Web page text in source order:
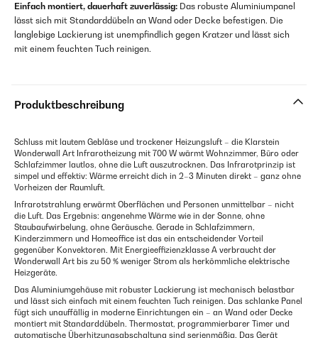
Einfach montiert, dauerhaft zuverlässig: Das robuste Aluminiumpanel
lässt sich mit Standarddübeln an Wand oder Decke befestigen. Die
langlebige Lackierung ist unempfindlich gegen Kratzer und lässt sich
mit einem feuchten Tuch reinigen.
Produktbeschreibung
Schluss mit lautem Gebläse und trockener Heizungsluft – die Klarstein
Wonderwall Art Infrarotheizung mit 700 W wärmt Wohnzimmer, Büro oder
Schlafzimmer lautlos, ohne die Luft auszutrocknen. Das Infrarotprinzip ist
simpel und effektiv: Wärme erreicht dich in 2–3 Minuten direkt – ganz ohne
Vorheizen der Raumluft.
Infrarotstrahlung erwärmt Oberflächen und Personen unmittelbar – nicht
die Luft. Das Ergebnis: angenehme Wärme wie in der Sonne, ohne
Staubaufwirbelung, ohne Geräusche. Gerade in Schlafzimmern,
Kinderzimmern und Homeoffice ist das ein entscheidender Vorteil
gegenüber Konvektoren. Mit Energieeffizienzklasse A verbraucht der
Wonderwall Art bis zu 50 % weniger Strom als herkömmliche elektrische
Heizgeräte.
Das Aluminiumgehäuse mit robuster Lackierung ist mechanisch belastbar
und lässt sich einfach mit einem feuchten Tuch reinigen. Das schlanke Panel
fügt sich unauffällig in moderne Einrichtungen ein – an Wand oder Decke
montiert mit Standarddübeln. Thermostat, programmierbarer Timer und
automatische Überhitzungsabschaltung sind serienmäßig. Das Gerät